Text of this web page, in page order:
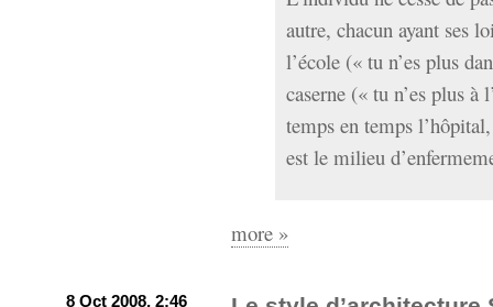
autre, chacun ayant ses
l’école (« tu n’es plus
caserne (« tu n’es plus à
temps en temps
est le milieu
more »
8 Oct 2008, 2:46